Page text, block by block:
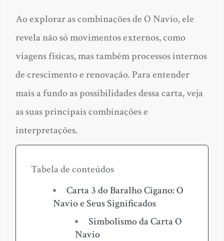
Ao explorar as combinações de O Navio, ele
revela não só movimentos externos, como
viagens físicas, mas também processos internos
de crescimento e renovação. Para entender
mais a fundo as possibilidades dessa carta, veja
as suas principais combinações e
interpretações.
Tabela de conteúdos
Carta 3 do Baralho Cigano: O
Navio e Seus Significados
Simbolismo da Carta O
Navio